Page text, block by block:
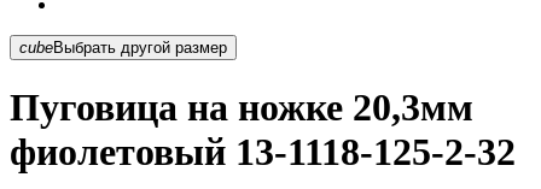
cubeВыбрать другой размер
Пуговица на ножке 20,3мм
фиолетовый 13-1118-125-2-32